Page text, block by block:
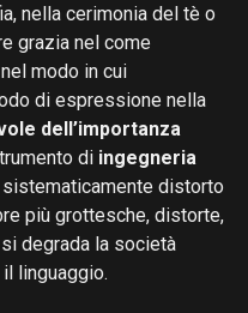
nella cerimonia del tè o
grazia nel come
modo in cui
di espressione nella
dell’importanza
di ingegneria
distorto
più grottesche, distorte,
degrada la società
linguaggio.